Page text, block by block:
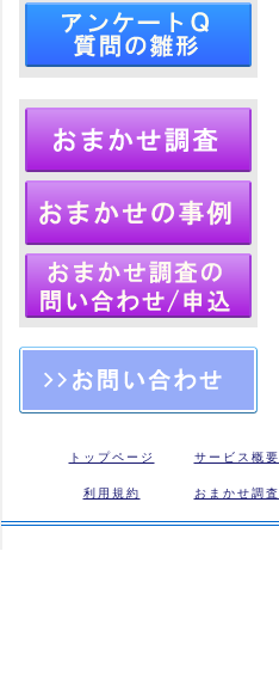
トップページ サービス概要
利用規約 おまかせ調査